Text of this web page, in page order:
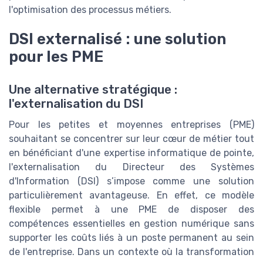
l'optimisation des processus métiers.
DSI externalisé : une solution
pour les PME
Une alternative stratégique :
l'externalisation du DSI
Pour les petites et moyennes entreprises (PME)
souhaitant se concentrer sur leur cœur de métier tout
en bénéficiant d'une expertise informatique de pointe,
l'externalisation du Directeur des Systèmes
d'Information (DSI) s’impose comme une solution
particulièrement avantageuse. En effet, ce modèle
flexible permet à une PME de disposer des
compétences essentielles en gestion numérique sans
supporter les coûts liés à un poste permanent au sein
de l'entreprise. Dans un contexte où la transformation